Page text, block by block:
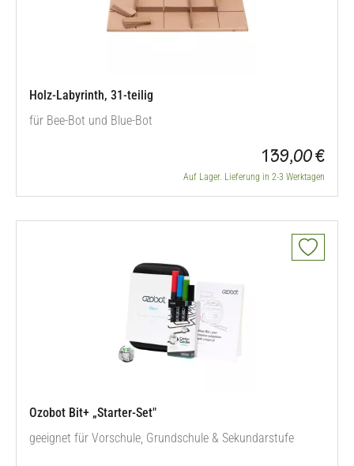
Holz-Labyrinth, 31-teilig
für Bee-Bot und Blue-Bot
139,00 €
Auf Lager. Lieferung in 2-3 Werktagen
Ozobot Bit+ „Starter-Set"
geeignet für Vorschule, Grundschule & Sekundarstufe